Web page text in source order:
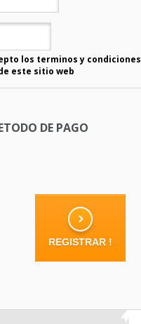
los terminos y condiciones
este sitio web
DE PAGO